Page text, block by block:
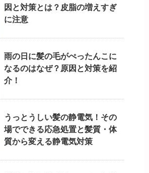
因と対策とは？皮脂の増えすぎ
に注意
雨の日に髪の毛がぺったんこに
なるのはなぜ？原因と対策を紹
介！
うっとうしい髪の静電気！その
場でできる応急処置と髪質・体
質から変える静電気対策